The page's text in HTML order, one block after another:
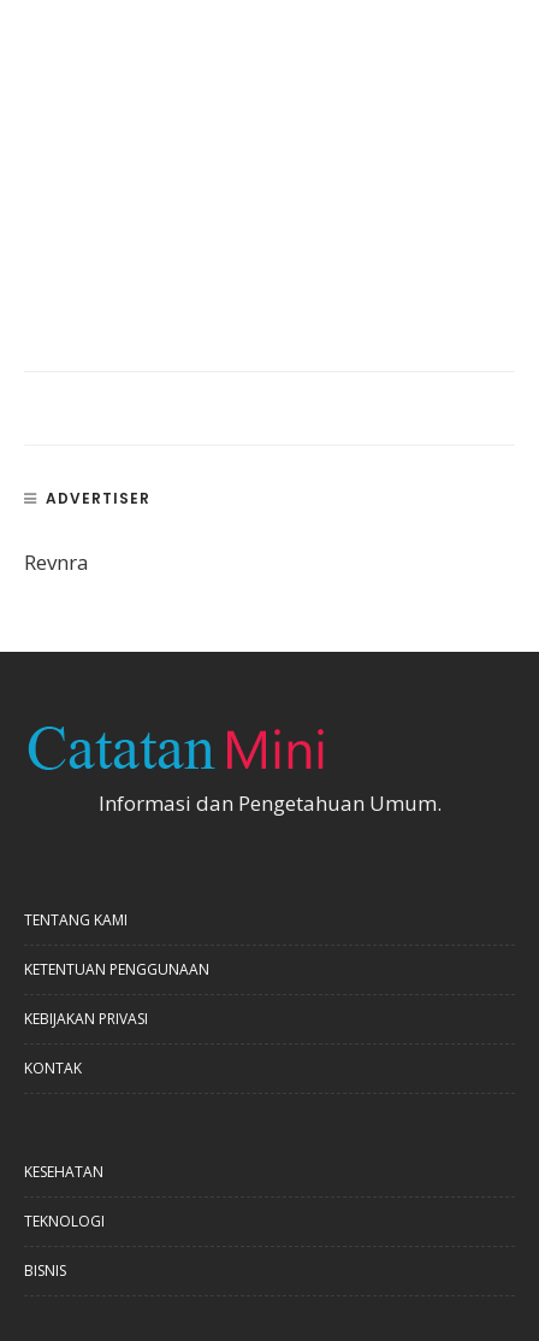
ADVERTISER
Revnra
Informasi dan Pengetahuan Umum.
TENTANG KAMI
KETENTUAN PENGGUNAAN
KEBIJAKAN PRIVASI
KONTAK
KESEHATAN
TEKNOLOGI
BISNIS